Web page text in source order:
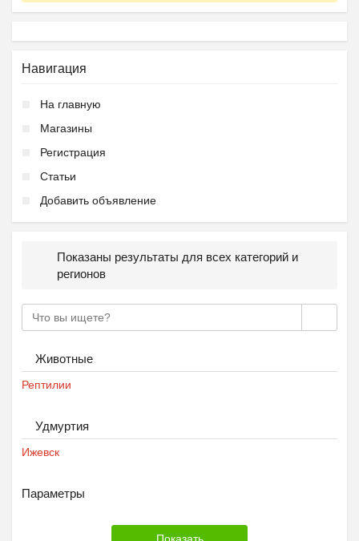
Навигация
На главную
Магазины
Регистрация
Статьи
Добавить объявление
Показаны результаты для всех категорий и
регионов
Животные
Рептилии
Удмуртия
Ижевск
Параметры